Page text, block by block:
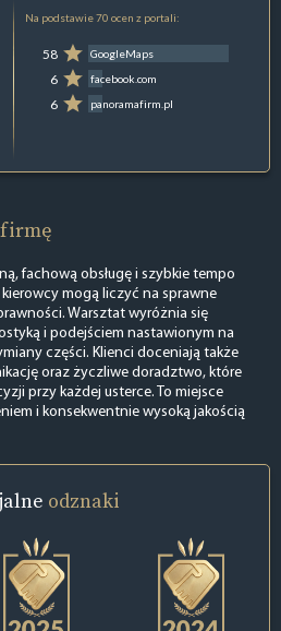
Na podstawie 70 ocen z portali:
58 GoogleMaps
6 facebook.com
6 panoramafirm.pl
fachową obsługę i szybkie tempo
mogą liczyć na sprawne
Warsztat wyróżnia się
i podejściem nastawionym na
części. Klienci doceniają także
oraz życzliwe doradztwo, które
przy każdej usterce. To miejsce
i konsekwentnie wysoką jakością
odznaki